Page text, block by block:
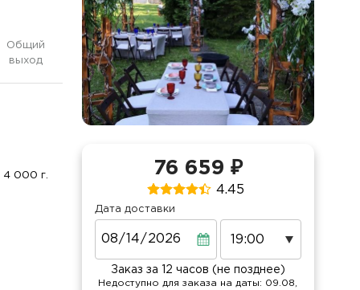
Общий
выход
4 000 г. 76 659 ₽
4.45
Дата доставки
Заказ за 12 часов (не позднее)
Недоступно для заказа на даты: 09.08,